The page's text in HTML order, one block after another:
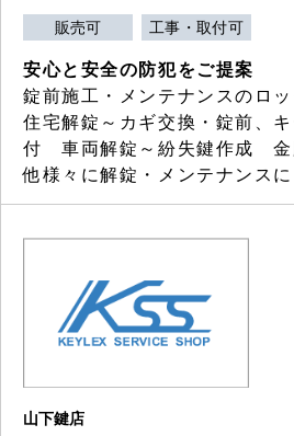
販売可 工事・取付可
安心と安全の防犯をご提案
錠前施工・メンテナンスのロ
住宅解錠～カギ交換・錠前、
付 車両解錠～紛失鍵作成 金
他様々に解錠・メンテナンスに
山下鍵店